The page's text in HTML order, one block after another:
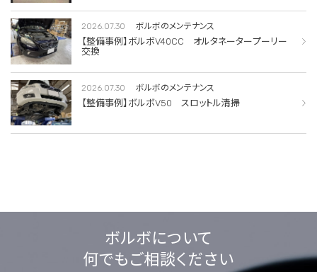
2026.07.30 ボルボのメンテナンス
【整備事例】ボルボV40CC オルタネータープーリー
交換
2026.07.30 ボルボのメンテナンス
【整備事例】ボルボV50 スロットル清掃
ボルボについて
何でもご相談ください